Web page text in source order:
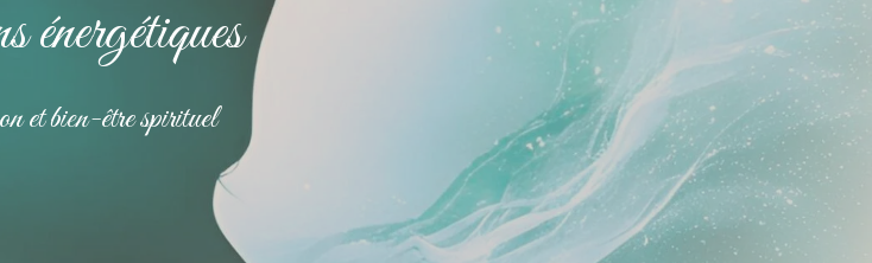
Un cadeau bien-être pour les fêtes
Commander un chèque cadeau